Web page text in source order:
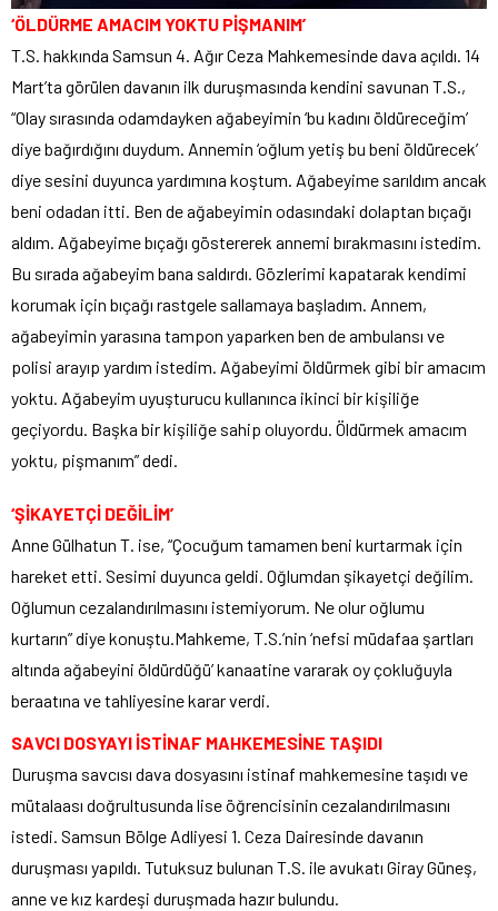
‘ÖLDÜRME AMACIM YOKTU PİŞMANIM’
T.S. hakkında Samsun 4. Ağır Ceza Mahkemesinde dava açıldı. 14
Mart’ta görülen davanın ilk duruşmasında kendini savunan T.S.,
“Olay sırasında odamdayken ağabeyimin ‘bu kadını öldüreceğim’
diye bağırdığını duydum. Annemin ‘oğlum yetiş bu beni öldürecek’
diye sesini duyunca yardımına koştum. Ağabeyime sarıldım ancak
beni odadan itti. Ben de ağabeyimin odasındaki dolaptan bıçağı
aldım. Ağabeyime bıçağı göstererek annemi bırakmasını istedim.
Bu sırada ağabeyim bana saldırdı. Gözlerimi kapatarak kendimi
korumak için bıçağı rastgele sallamaya başladım. Annem,
ağabeyimin yarasına tampon yaparken ben de ambulansı ve
polisi arayıp yardım istedim. Ağabeyimi öldürmek gibi bir amacım
yoktu. Ağabeyim uyuşturucu kullanınca ikinci bir kişiliğe
geçiyordu. Başka bir kişiliğe sahip oluyordu. Öldürmek amacım
yoktu, pişmanım” dedi.
‘ŞİKAYETÇİ DEĞİLİM’
Anne Gülhatun T. ise, “Çocuğum tamamen beni kurtarmak için
hareket etti. Sesimi duyunca geldi. Oğlumdan şikayetçi değilim.
Oğlumun cezalandırılmasını istemiyorum. Ne olur oğlumu
kurtarın” diye konuştu.Mahkeme, T.S.’nin ‘nefsi müdafaa şartları
altında ağabeyini öldürdüğü’ kanaatine vararak oy çokluğuyla
beraatına ve tahliyesine karar verdi.
SAVCI DOSYAYI İSTİNAF MAHKEMESİNE TAŞIDI
Duruşma savcısı dava dosyasını istinaf mahkemesine taşıdı ve
mütalaası doğrultusunda lise öğrencisinin cezalandırılmasını
istedi. Samsun Bölge Adliyesi 1. Ceza Dairesinde davanın
duruşması yapıldı. Tutuksuz bulunan T.S. ile avukatı Giray Güneş,
anne ve kız kardeşi duruşmada hazır bulundu.